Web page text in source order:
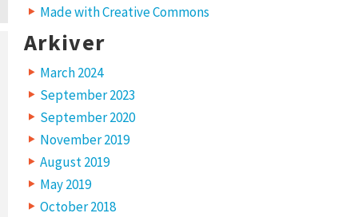
Made with Creative Commons
Arkiver
March 2024
September 2023
September 2020
November 2019
August 2019
May 2019
October 2018